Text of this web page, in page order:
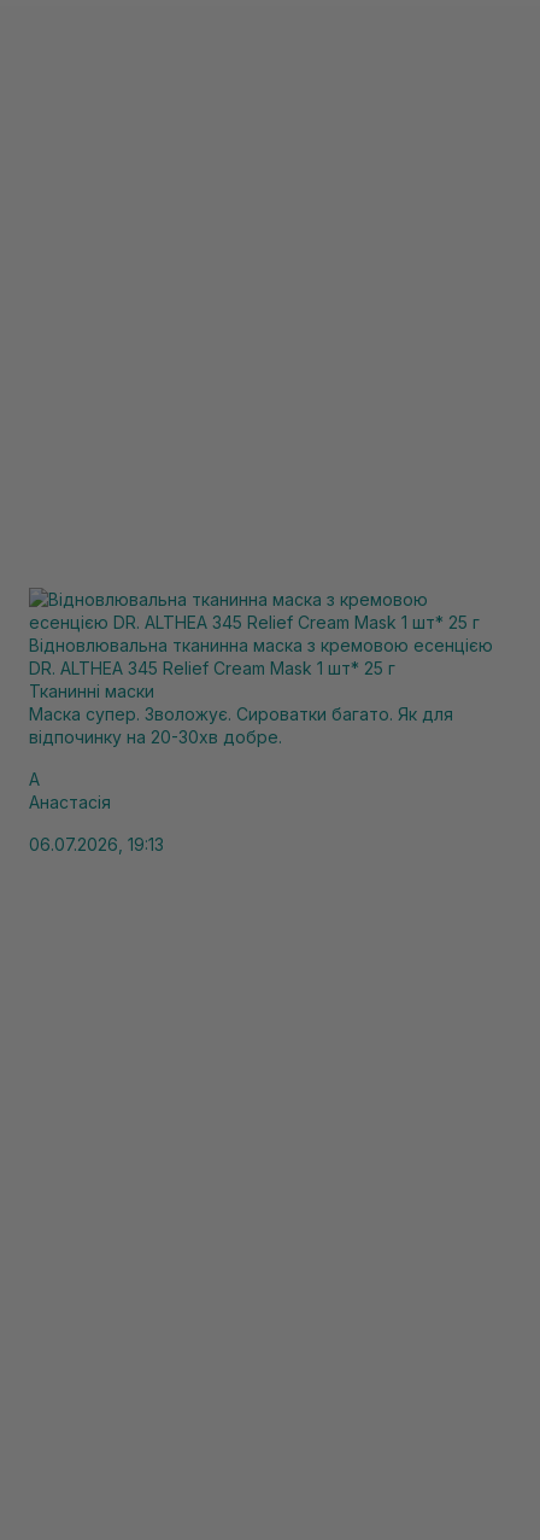
Відновлювальна тканинна маска з кремовою есенцією
DR. ALTHEA 345 Relief Cream Mask 1 шт* 25 г
Тканинні маски
Маска супер. Зволожує. Сироватки багато. Як для
відпочинку на 20-30хв добре.
А
Анастасія
06.07.2026, 19:13